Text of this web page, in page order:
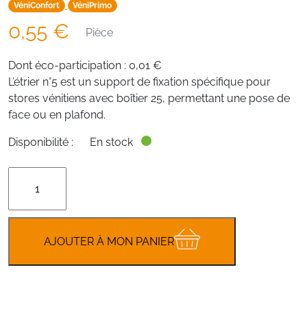
VéniConfort VéniPrimo
0,55 € Pièce
Dont éco-participation : 0,01 €
L’étrier n°5 est un support de fixation spécifique pour
stores vénitiens avec boîtier 25, permettant une pose de
face ou en plafond.
Disponibilité : En stock
Etrier
AJOUTER À MON PANIER